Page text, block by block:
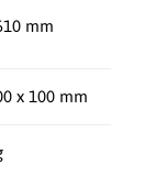
mm
x 100 mm